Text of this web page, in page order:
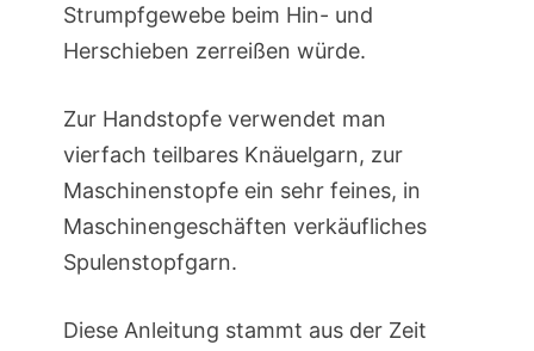
Strumpfgewebe beim Hin- und
Herschieben zerreißen würde.
Zur Handstopfe verwendet man
vierfach teilbares Knäuelgarn, zur
Maschinenstopfe ein sehr feines, in
Maschinengeschäften verkäufliches
Spulenstopfgarn.
Diese Anleitung stammt aus der Zeit